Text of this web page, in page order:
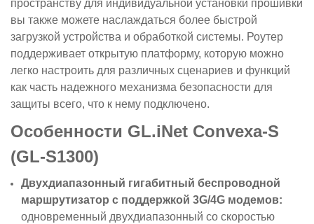
пространству для индивидуальной установки прошивки
вы также можете наслаждаться более быстрой
загрузкой устройства и обработкой системы. Роутер
поддерживает открытую платформу, которую можно
легко настроить для различных сценариев и функций
как часть надежного механизма безопасности для
защиты всего, что к нему подключено.
Особенности GL.iNet Convexa-S
(GL-S1300)
Двухдиапазонный гигабитный беспроводной
маршрутизатор с поддержкой 3G/4G модемов:
одновременный двухдиапазонный со скоростью